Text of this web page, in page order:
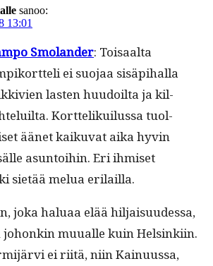
sanoo:
13:01
Smolan­der: Toisaal­ta
ei suo­jaa sisäpi­hal­la
las­ten huu­doil­ta ja kil­
Kort­te­likuilus­sa tuol­
äänet kaiku­vat aika hyvin
asun­toi­hin. Eri ihmiset
sietää melua erilailla.
joka halu­aa elää hil­jaisu­udessa,
muualle kuin Helsinki­in.
ei riitä, niin Kain­u­us­sa,